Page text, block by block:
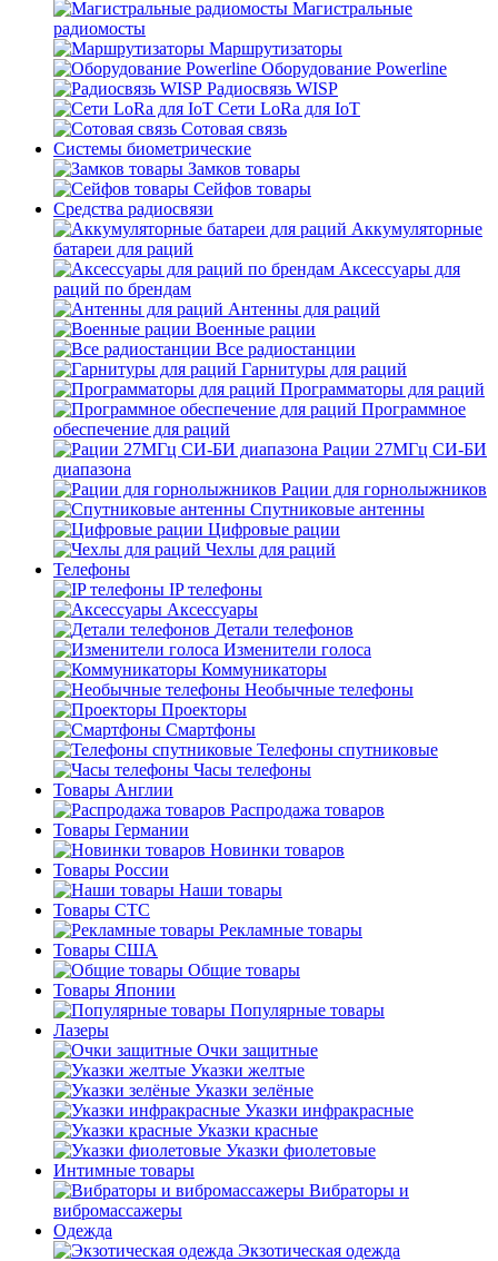
Магистральные
радиомосты
Маршрутизаторы
Оборудование Powerline
Радиосвязь WISP
Сети LoRa для IoT
Сотовая связь
Системы биометрические
Замков товары
Сейфов товары
Средства радиосвязи
Аккумуляторные
батареи для раций
Аксессуары для
раций по брендам
Антенны для раций
Военные рации
Все радиостанции
Гарнитуры для раций
Программаторы для раций
Программное
обеспечение для раций
Рации 27МГц СИ-БИ
диапазона
Рации для горнолыжников
Спутниковые антенны
Цифровые рации
Чехлы для раций
Телефоны
IP телефоны
Аксессуары
Детали телефонов
Изменители голоса
Коммуникаторы
Необычные телефоны
Проекторы
Смартфоны
Телефоны спутниковые
Часы телефоны
Товары Англии
Распродажа товаров
Товары Германии
Новинки товаров
Товары России
Наши товары
Товары СТС
Рекламные товары
Товары США
Общие товары
Товары Японии
Популярные товары
Лазеры
Очки защитные
Указки желтые
Указки зелёные
Указки инфракрасные
Указки красные
Указки фиолетовые
Интимные товары
Вибраторы и
вибромассажеры
Одежда
Экзотическая одежда